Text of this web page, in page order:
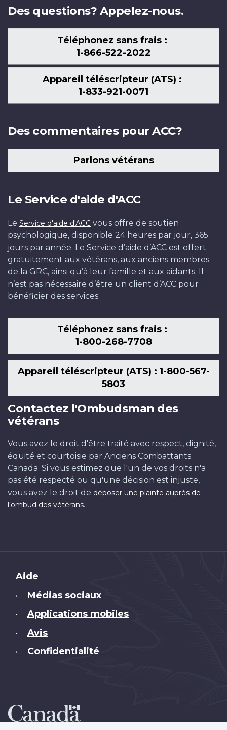
Des questions? Appelez-nous.
Téléphonez sans frais :
1-866-522-2022
Appareil téléscripteur (ATS) :
1-833-921-0071
Des commentaires pour ACC?
Parlons vétérans
Le Service d'aide d'ACC
Le Service d'aide d'ACC vous offre de soutien
psychologique, disponible 24 heures par jour, 365
jours par année. Le Service d’aide d’ACC est offert
gratuitement aux vétérans, aux anciens membres
de la GRC, ainsi qu’à leur famille et aux aidants. Il
n’est pas nécessaire d’être un client d’ACC pour
bénéficier des services.
Téléphonez sans frais :
1-800-268-7708
Appareil téléscripteur (ATS) : 1-800-567-
5803
Contactez l'Ombudsman des
vétérans
Vous avez le droit d'être traité avec respect, dignité,
équité et courtoisie par Anciens Combattants
Canada. Si vous estimez que l'un de vos droits n'a
pas été respecté ou qu'une décision est injuste,
vous avez le droit de déposer une plainte auprès de
l'ombud des vétérans.
Brand
Aide
• Médias sociaux
• Applications mobiles
• Avis
• Confidentialité